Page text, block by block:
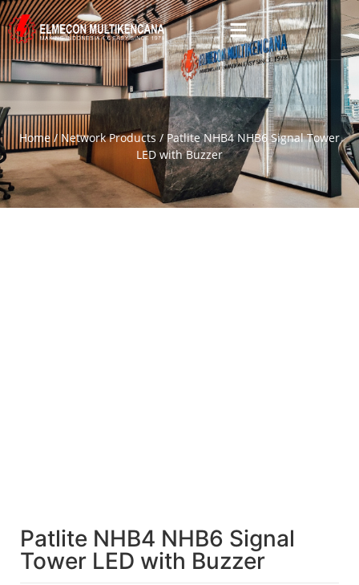
Home/ Network Products/ Patlite NHB4 NHB6 Signal Tower
LED with Buzzer
Patlite NHB4 NHB6 Signal
Tower LED with Buzzer